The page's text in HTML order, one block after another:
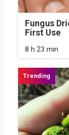
Fungus
First Use
8 h 23 min